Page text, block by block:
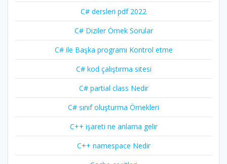
C# dersleri pdf 2022
C# Diziler Örnek Sorular
C# ile Başka programı Kontrol etme
C# kod çalıştırma sitesi
C# partial class Nedir
C# sınıf oluşturma Örnekleri
C++ işareti ne anlama gelir
C++ namespace Nedir